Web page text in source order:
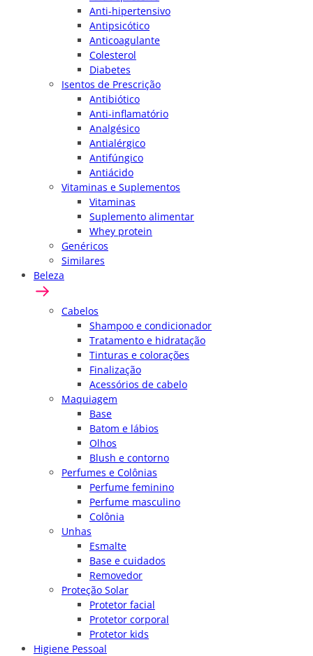
Anti-hipertensivo
Antipsicótico
Anticoagulante
Colesterol
Diabetes
Isentos de Prescrição
Antibiótico
Anti-inflamatório
Analgésico
Antialérgico
Antifúngico
Antiácido
Vitaminas e Suplementos
Vitaminas
Suplemento alimentar
Whey protein
Genéricos
Similares
Beleza
Cabelos
Shampoo e condicionador
Tratamento e hidratação
Tinturas e colorações
Finalização
Acessórios de cabelo
Maquiagem
Base
Batom e lábios
Olhos
Blush e contorno
Perfumes e Colônias
Perfume feminino
Perfume masculino
Colônia
Unhas
Esmalte
Base e cuidados
Removedor
Proteção Solar
Protetor facial
Protetor corporal
Protetor kids
Higiene Pessoal